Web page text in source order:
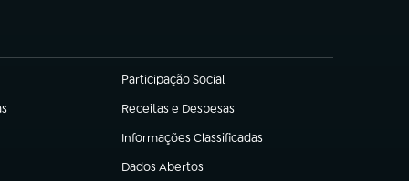
Participação Social
(abre em nova aba)
Receitas e Despesas
(abre em nova aba)
Informações Classificadas
(abre em nova aba)
Dados Abertos
(abre em nova aba)